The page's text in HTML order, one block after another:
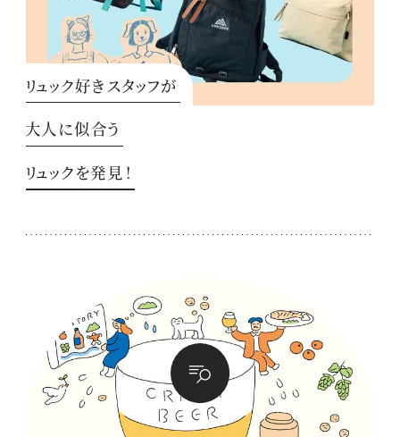
リュック好きスタッフが
大人に似合う
リュックを発見！